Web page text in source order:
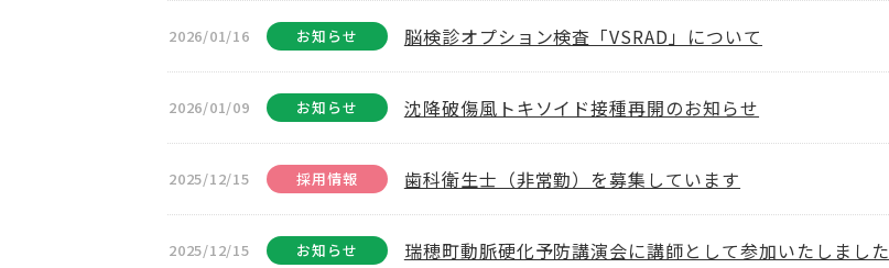
2026/01/16 お知らせ 脳検診オプション検査「VSRAD」について
2026/01/09 お知らせ 沈降破傷風トキソイド接種再開のお知らせ
2025/12/15 採用情報 歯科衛生士（非常勤）を募集しています
2025/12/15 お知らせ 瑞穂町動脈硬化予防講演会に講師として参加いたしました